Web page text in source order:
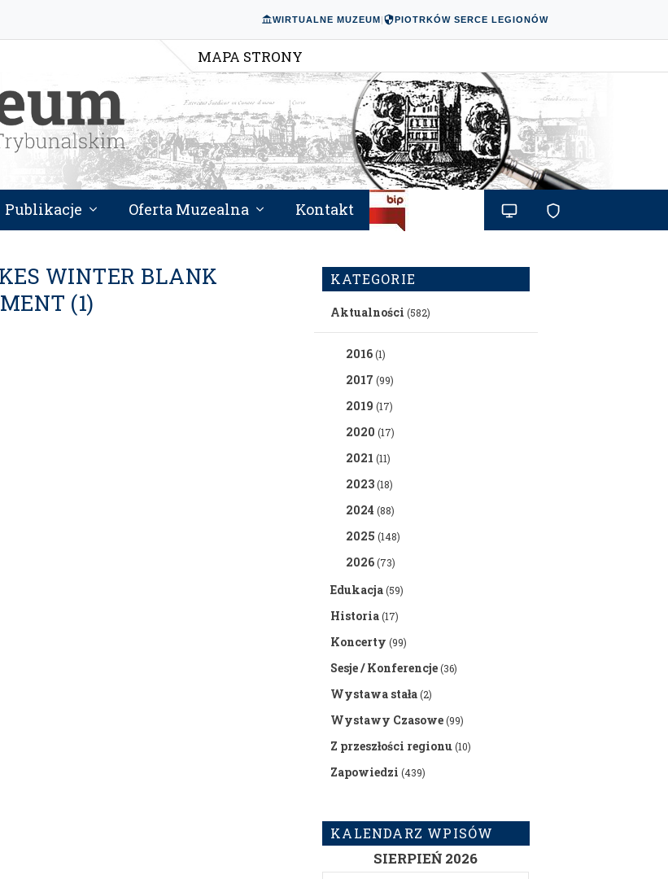
WIRTUALNE MUZEUM| PIOTRKÓW SERCE LEGIONÓW
MAPA STRONY
Publikacje Oferta Muzealna Kontakt
WINTER BLANK
(1)
KATEGORIE
Aktualności (582)
2016(1)
2017 (99)
2019 (17)
2020 (17)
2021 (11)
2023(18)
2024 (88)
2025 (148)
2026(73)
Edukacja(59)
Historia(17)
Koncerty (99)
Sesje / Konferencje(36)
Wystawa stała(2)
Wystawy Czasowe(99)
Z przeszłości regionu(10)
Zapowiedzi (439)
KALENDARZ WPISÓW
SIERPIEŃ 2026